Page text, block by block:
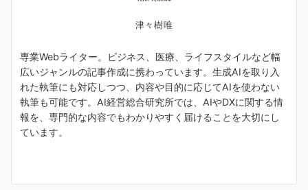
津々樹唯
専業Webライター。ビジネス、医療、ライフスタイルなど幅
広いジャンルの記事作成に携わっています。生成AIを取り入
れた執筆にも対応しつつ、内容や目的に応じてAIを使わない
執筆も可能です。AI経営総合研究所では、AIやDXに関する情
報を、専門的な内容でもわかりやすく届けることを大切にし
ています。